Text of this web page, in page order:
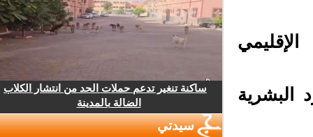
ساكنة تنغير تدعم حملات الحد من انتشار الكلاب
الضالة بالمدينة
سيدتي